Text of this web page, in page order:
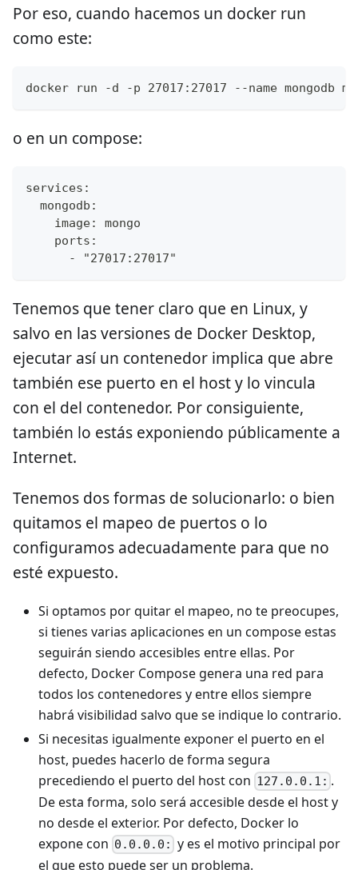
Por eso, cuando hacemos un docker run
como este:
docker run -d -p 27017:27017 --name mongodb
o en un compose:
services:
  mongodb:
    image: mongo
    ports:
      - "27017:27017"
Tenemos que tener claro que en Linux, y
salvo en las versiones de Docker Desktop,
ejecutar así un contenedor implica que abre
también ese puerto en el host y lo vincula
con el del contenedor. Por consiguiente,
también lo estás exponiendo públicamente a
Internet.
Tenemos dos formas de solucionarlo: o bien
quitamos el mapeo de puertos o lo
configuramos adecuadamente para que no
esté expuesto.
Si optamos por quitar el mapeo, no te preocupes,
si tienes varias aplicaciones en un compose estas
seguirán siendo accesibles entre ellas. Por
defecto, Docker Compose genera una red para
todos los contenedores y entre ellos siempre
habrá visibilidad salvo que se indique lo contrario.
Si necesitas igualmente exponer el puerto en el
host, puedes hacerlo de forma segura
precediendo el puerto del host con 127.0.0.1: .
De esta forma, solo será accesible desde el host y
no desde el exterior. Por defecto, Docker lo
expone con 0.0.0.0: y es el motivo principal por
el que esto puede ser un problema.